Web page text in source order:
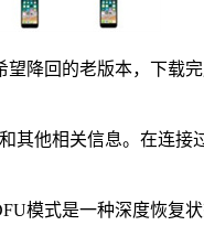
降回的老版本，下载
其他相关信息。在连
模式是一种深度恢复